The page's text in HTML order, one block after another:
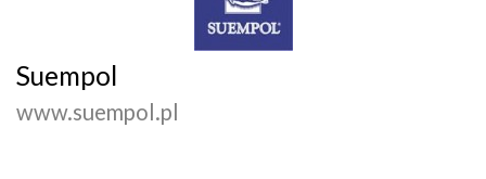
Suempol
www.suempol.pl